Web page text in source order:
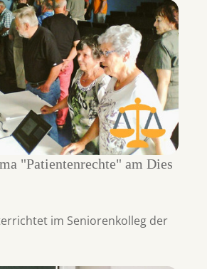
"Patientenrechte" am Dies
im Seniorenkolleg der